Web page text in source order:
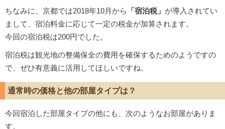
ちなみに、京都では2018年10月から 「宿泊税」 が導入されてい
まして、宿泊料金に応じて一定の税金が加算されます。
今回の宿泊税は200円でした。
宿泊税は観光地の整備保全の費用を確保するためのようですの
で、ぜひ有意義に活用してほしいですね。
通常時の価格と他の部屋タイプは？
今回宿泊した部屋タイプの他にも、次のようなお部屋がありま
す。